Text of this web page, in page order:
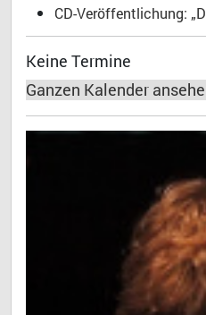
CD-Veröffentlichung:
Keine Termine
Ganzen Kalender